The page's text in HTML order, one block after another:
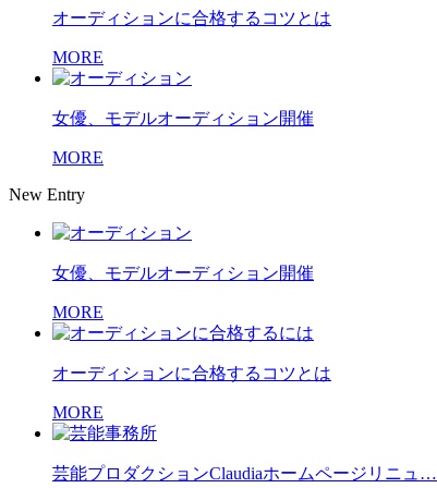
オーディションに合格するコツとは
MORE
女優、モデルオーディション開催
MORE
New Entry
女優、モデルオーディション開催
MORE
オーディションに合格するコツとは
MORE
芸能プロダクションClaudiaホームページリニュ…